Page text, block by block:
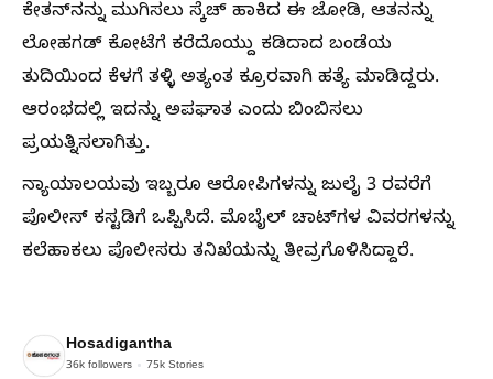
ಕೇತನ್‌ನನ್ನು ಮುಗಿಸಲು ಸ್ಕೆಚ್ ಹಾಕಿದ ಈ ಜೋಡಿ, ಆತನನ್ನು
ಲೋಹಗಡ್ ಕೋಟೆಗೆ ಕರೆದೊಯ್ದು ಕಡಿದಾದ ಬಂಡೆಯ
ತುದಿಯಿಂದ ಕೆಳಗೆ ತಳ್ಳಿ ಅತ್ಯಂತ ಕ್ರೂರವಾಗಿ ಹತ್ಯೆ ಮಾಡಿದ್ದರು.
ಆರಂಭದಲ್ಲಿ ಇದನ್ನು ಅಪಘಾತ ಎಂದು ಬಿಂಬಿಸಲು
ಪ್ರಯತ್ನಿಸಲಾಗಿತ್ತು.
ನ್ಯಾಯಾಲಯವು ಇಬ್ಬರೂ ಆರೋಪಿಗಳನ್ನು ಜುಲೈ 3 ರವರೆಗೆ
ಪೊಲೀಸ್ ಕಸ್ಟಡಿಗೆ ಒಪ್ಪಿಸಿದೆ. ಮೊಬೈಲ್ ಚಾಟ್‌ಗಳ ವಿವರಗಳನ್ನು
ಕಲೆಹಾಕಲು ಪೊಲೀಸರು ತನಿಖೆಯನ್ನು ತೀವ್ರಗೊಳಿಸಿದ್ದಾರೆ.
Hosadigantha
36k followers 75k Stories